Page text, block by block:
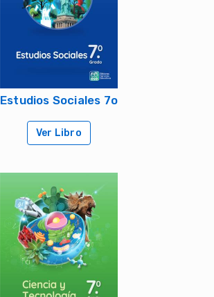
Estudios Sociales 7o
Ver Libro